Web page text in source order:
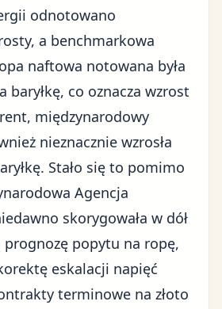
odnotowano
a benchmarkowa
naftowa notowana była
baryłkę, co oznacza wzrost
międzynarodowy
nieznacznie wzrosła
Stało się to pomimo
Agencja
skorygowała w dół
popytu na ropę,
eskalacji napięć
terminowe na złoto